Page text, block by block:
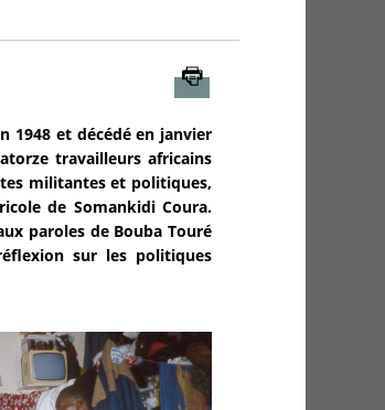
1948 et décédé en janvier
travailleurs africains
militantes et politiques,
de Somankidi Coura.
paroles de Bouba Touré
sur les politiques